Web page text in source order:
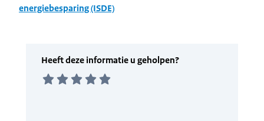
energiebesparing (ISDE)